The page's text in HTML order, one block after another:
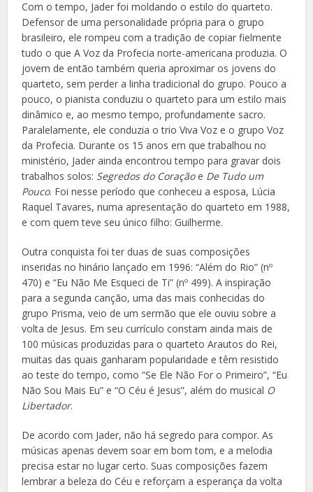
Com o tempo, Jader foi moldando o estilo do quarteto.
Defensor de uma personalidade própria para o grupo
brasileiro, ele rompeu com a tradição de copiar fielmente
tudo o que A Voz da Profecia norte-americana produzia. O
jovem de então também queria aproximar os jovens do
quarteto, sem perder a linha tradicional do grupo. Pouco a
pouco, o pianista conduziu o quarteto para um estilo mais
dinâmico e, ao mesmo tempo, profundamente sacro.
Paralelamente, ele conduzia o trio Viva Voz e o grupo Voz
da Profecia. Durante os 15 anos em que trabalhou no
ministério, Jader ainda encontrou tempo para gravar dois
trabalhos solos: Segredos do Coraçãoe De Tudo um
Pouco. Foi nesse período que conheceu a esposa, Lúcia
Raquel Tavares, numa apresentação do quarteto em 1988,
e com quem teve seu único filho: Guilherme.
Outra conquista foi ter duas de suas composições
inseridas no hinário lançado em 1996: “Além do Rio” (nº
470) e “Eu Não Me Esqueci de Ti” (nº 499). A inspiração
para a segunda canção, uma das mais conhecidas do
grupo Prisma, veio de um sermão que ele ouviu sobre a
volta de Jesus. Em seu currículo constam ainda mais de
100 músicas produzidas para o quarteto Arautos do Rei,
muitas das quais ganharam popularidade e têm resistido
ao teste do tempo, como “Se Ele Não For o Primeiro”, “Eu
Não Sou Mais Eu” e “O Céu é Jesus”, além do musical O
Libertador.
De acordo com Jader, não há segredo para compor. As
músicas apenas devem soar em bom tom, e a melodia
precisa estar no lugar certo. Suas composições fazem
lembrar a beleza do Céu e reforçam a esperança da volta